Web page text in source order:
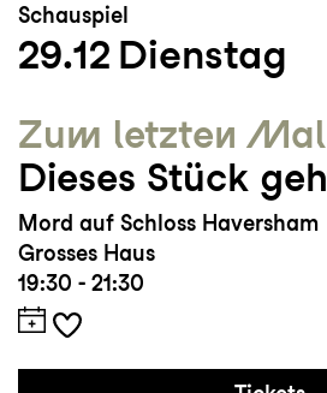
Schauspiel
29.12 Dienstag
Zum letzten Mal
Dieses Stück
Mord auf Schloss Haversham
Grosses Haus
19:30 - 21:30